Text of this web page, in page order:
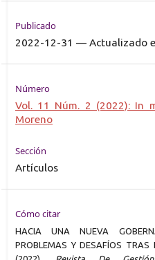
Publicado
2022-12-31 — Actualizado
Número
Vol. 11 Núm. 2 (2022): In
Moreno
Sección
Artículos
Cómo citar
HACIA UNA NUEVA
PROBLEMAS Y DESAFÍOS